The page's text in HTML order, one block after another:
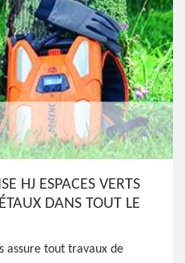
HJ ESPACES VERTS
DANS TOUT LE
assure tout travaux de